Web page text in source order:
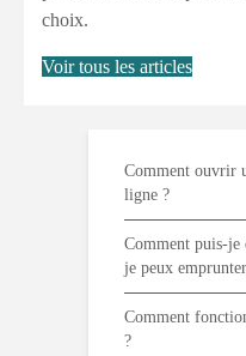
choix.
Voir tous les articles
Comment ouvrir
ligne ?
Comment puis-je
je peux
Comment
?